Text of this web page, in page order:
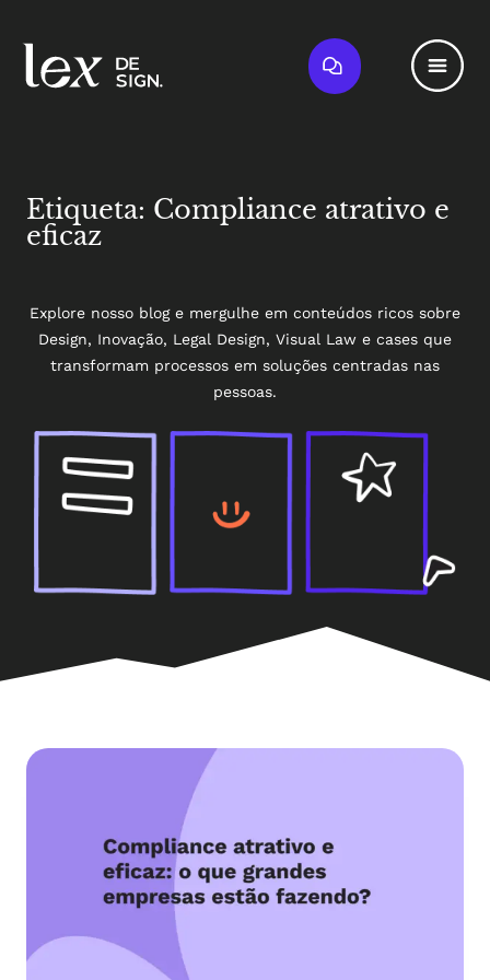
Etiqueta: Compliance atrativo e
eficaz
Explore nosso blog e mergulhe em conteúdos ricos sobre
Design, Inovação, Legal Design, Visual Law e cases que
transformam processos em soluções centradas nas
pessoas.